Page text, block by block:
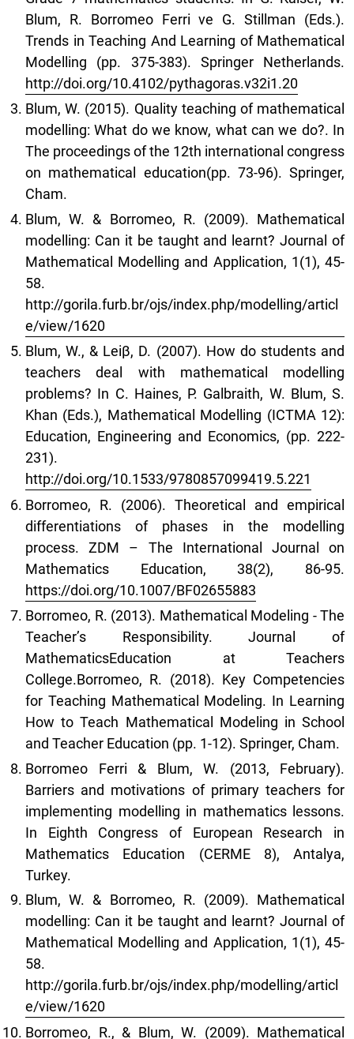
Blum, R. Borromeo Ferri ve G. Stillman (Eds.).
Trends in Teaching And Learning of Mathematical
Modelling (pp. 375-383). Springer Netherlands.
http://doi.org/10.4102/pythagoras.v32i1.20
Blum, W. (2015). Quality teaching of mathematical
modelling: What do we know, what can we do?. In
The proceedings of the 12th international congress
on mathematical education(pp. 73-96). Springer,
Cham.
Blum, W. & Borromeo, R. (2009). Mathematical
modelling: Can it be taught and learnt? Journal of
Mathematical Modelling and Application, 1(1), 45-
58.
http://gorila.furb.br/ojs/index.php/modelling/articl
e/view/1620
Blum, W., & Leiβ, D. (2007). How do students and
teachers deal with mathematical modelling
problems? In C. Haines, P. Galbraith, W. Blum, S.
Khan (Eds.), Mathematical Modelling (ICTMA 12):
Education, Engineering and Economics, (pp. 222-
231).
http://doi.org/10.1533/9780857099419.5.221
Borromeo, R. (2006). Theoretical and empirical
differentiations of phases in the modelling
process. ZDM – The International Journal on
Mathematics Education, 38(2), 86-95.
https://doi.org/10.1007/BF02655883
Borromeo, R. (2013). Mathematical Modeling - The
Teacher’s Responsibility. Journal of
MathematicsEducation at Teachers
College.Borromeo, R. (2018). Key Competencies
for Teaching Mathematical Modeling. In Learning
How to Teach Mathematical Modeling in School
and Teacher Education (pp. 1-12). Springer, Cham.
Borromeo Ferri & Blum, W. (2013, February).
Barriers and motivations of primary teachers for
implementing modelling in mathematics lessons.
In Eighth Congress of European Research in
Mathematics Education (CERME 8), Antalya,
Turkey.
Blum, W. & Borromeo, R. (2009). Mathematical
modelling: Can it be taught and learnt? Journal of
Mathematical Modelling and Application, 1(1), 45-
58.
http://gorila.furb.br/ojs/index.php/modelling/articl
e/view/1620
Borromeo, R., & Blum, W. (2009). Mathematical